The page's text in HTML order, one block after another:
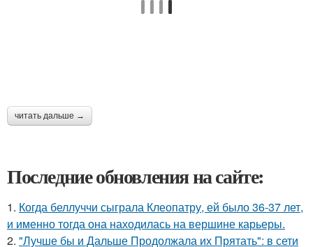
читать дальше →
Последние обновления на сайте:
1. Когда беллуччи сыграла Клеопатру, ей было 36-37 лет,
и именно тогда она находилась на вершине карьеры.
2. "Лучше бы и Дальше Продолжала их Прятать": в сети